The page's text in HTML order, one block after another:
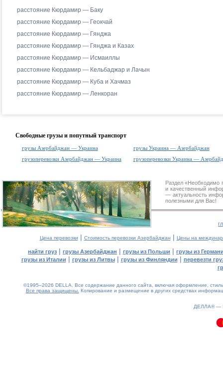
расстояние Кюрдамир — Баку
расстояние Кюрдамир — Геокчай
расстояние Кюрдамир — Гянджа
расстояние Кюрдамир — Гянджа и Казах
расстояние Кюрдамир — Исмаиллы
расстояние Кюрдамир — Кельбаджар и Лачын
расстояние Кюрдамир — Куба и Хачмаз
расстояние Кюрдамир — Ленкоран
Свободные грузы и попутный транспорт
грузы Азербайджан — Украина
грузы Украина — Азербайджан
грузоперевозки Азербайджан — Украина
грузоперевозки Украина —
Раздел «Необходимо
и качественный
— актуальность
полезными для Вас!
Цена перевозки | Стоимость перевозки Азербайджан | Цены на
найти груз | грузы Азербайджан | грузы из Польши | грузы из
грузы из Италии | грузы из Литвы| грузы из Финляндии | перевезти
©1995–2026 DELLA. Все содержание данного сайта, включая оформление,
Все права защищены. Копирование и размещение в других средствах
ДЕЛЛА® —